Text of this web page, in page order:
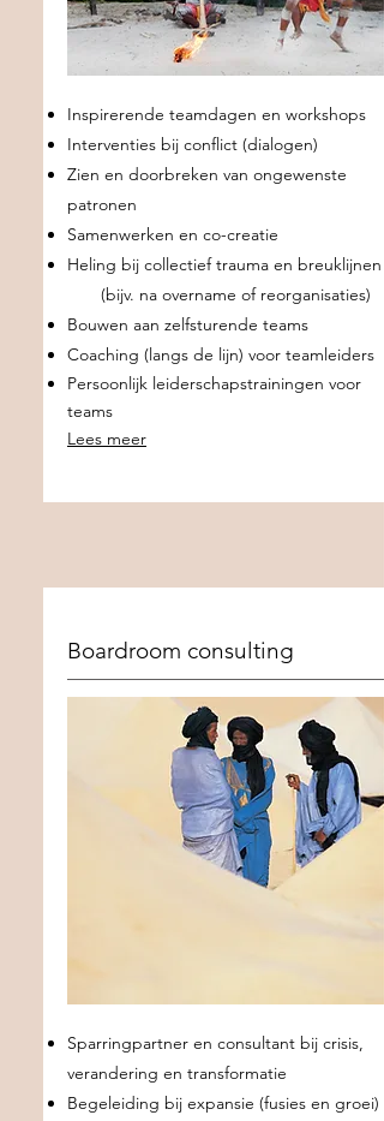
Inspirerende teamdagen en workshops
Interventies bij conflict (dialogen)
Zien en doorbreken van ongewenste
patronen
Samenwerken en co-creatie
Heling bij collectief trauma en breuklijnen
(bijv. na overname of reorganisaties)
Bouwen aan zelfsturende teams
Coaching (langs de lijn) voor teamleiders
Persoonlijk leiderschapstrainingen voor
teams
Lees meer
Boardroom consulting
Sparringpartner en consultant bij crisis,
verandering en transformatie
Begeleiding bij expansie (fusies en groei)